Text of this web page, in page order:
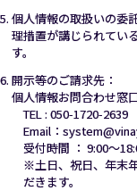
個人情報の取扱いの委
理措置が講じられてい
す。
開示等のご請求先：
個人情報お問合わせ窓
TEL : 050-1720-2639
Email：
受付時間 ： 9:00～
※土日、祝日、年末
だきます。